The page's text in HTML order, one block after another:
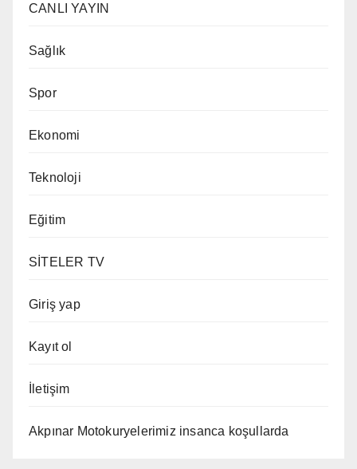
CANLI YAYIN
Sağlık
Spor
Ekonomi
Teknoloji
Eğitim
SİTELER TV
Giriş yap
Kayıt ol
İletişim
Akpınar Motokuryelerimiz insanca koşullarda